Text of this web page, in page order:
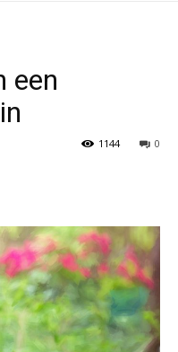
een
0
1144